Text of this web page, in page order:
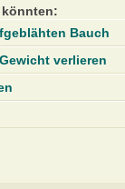
Bauch
verlieren